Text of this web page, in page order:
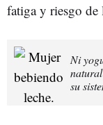
fatiga y riesgo de
Ni
su